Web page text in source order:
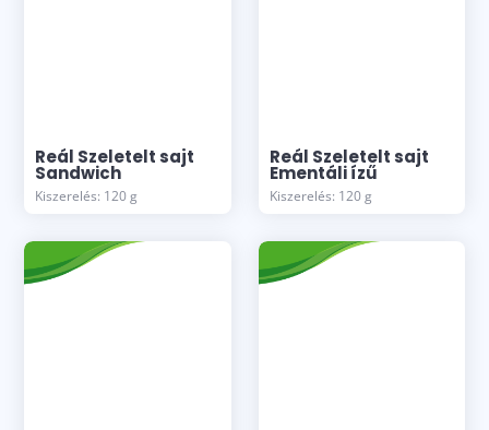
Reál Szeletelt sajt
Sandwich
Kiszerelés: 120 g
Reál Szeletelt sajt
Ementáli ízű
Kiszerelés: 120 g